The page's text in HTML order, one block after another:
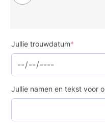
Jullie trouwdatum*
Jullie namen en tekst voor